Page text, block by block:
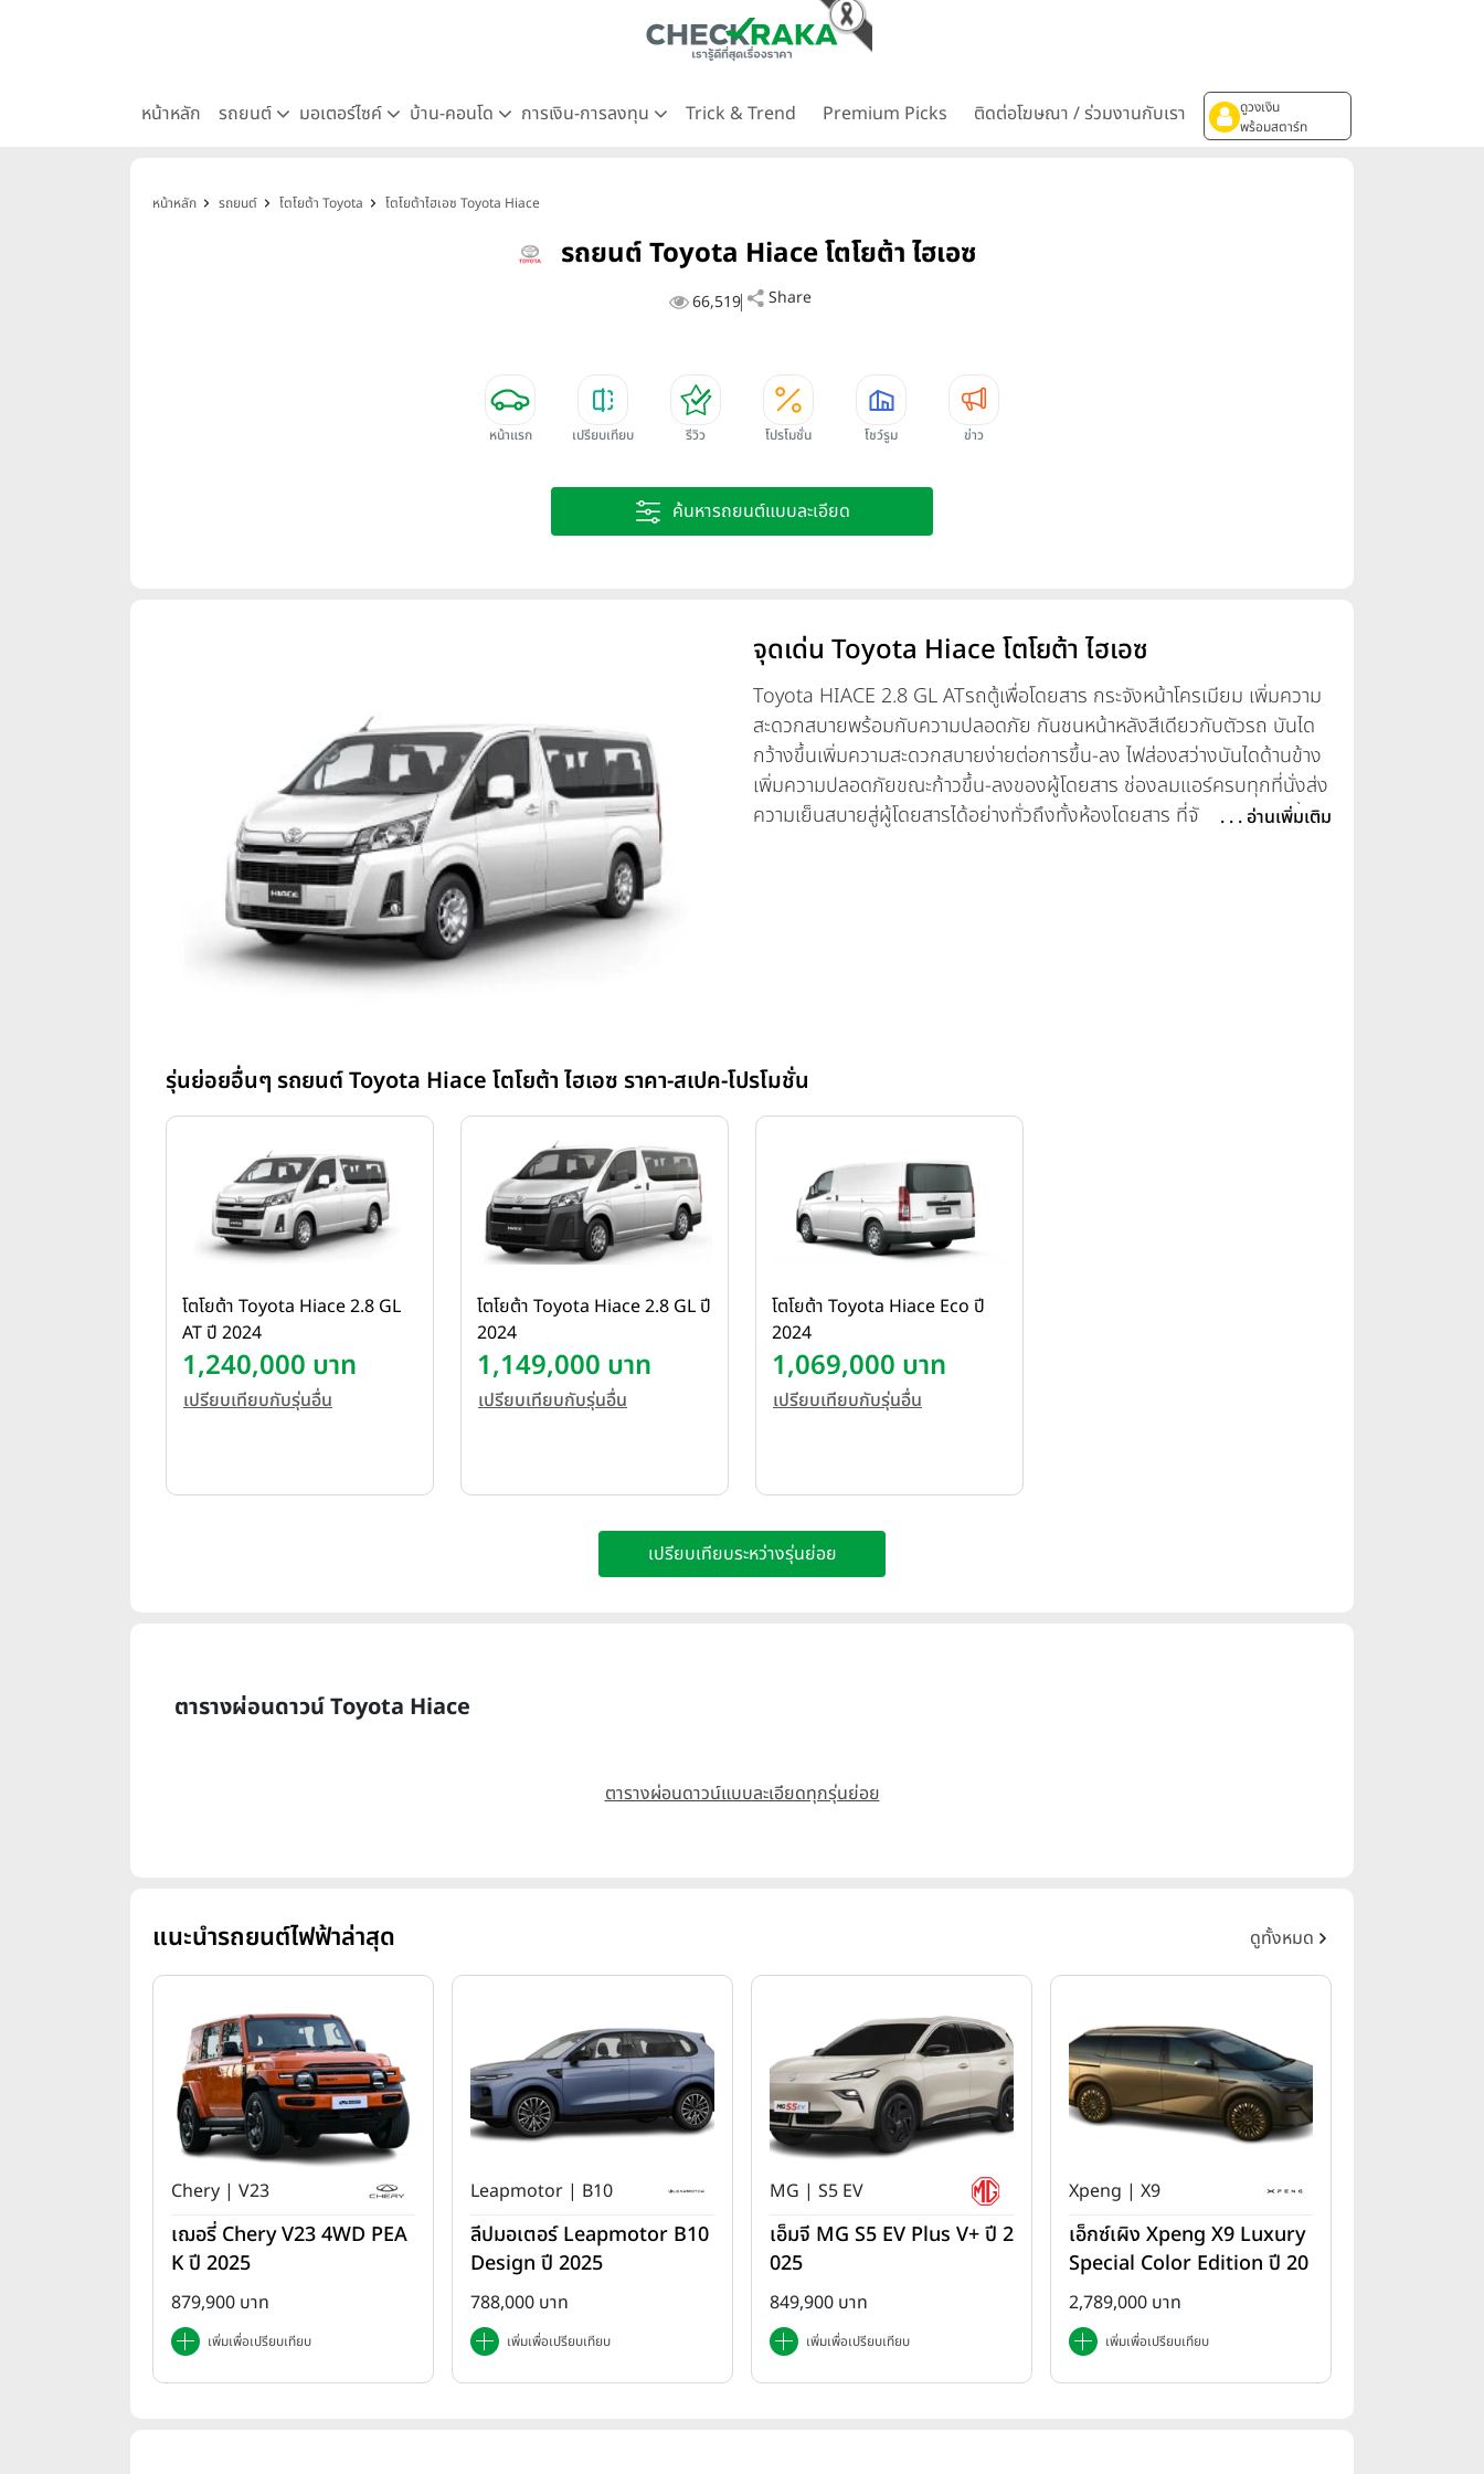
หน้าหลัก รถยนต์ มอเตอร์ไซค์ บ้าน-คอนโด การเงิน-การลงทุน Trick & Trend Premium Picks ติดต่อโฆษณา / ร่วมงานกับเรา
ดูวงเงิน
พร้อมสตาร์ท
หน้าหลัก รถยนต์ โตโยต้า Toyota โตโยต้าไฮเอซ Toyota Hiace
รถยนต์ Toyota Hiace โตโยต้า ไฮเอซ
66,519 Share
หน้าแรก เปรียบเทียบ รีวิว โปรโมชั่น โชว์รูม ข่าว
ค้นหารถยนต์แบบละเอียด
จุดเด่น Toyota Hiace โตโยต้า ไฮเอซ
Toyota HIACE 2.8 GL ATรถตู้เพื่อโดยสาร กระจังหน้าโครเมียม เพิ่มความ
สะดวกสบายพร้อมกับความปลอดภัย กันชนหน้าหลังสีเดียวกับตัวรถ บันได
กว้างขึ้นเพิ่มความสะดวกสบายง่ายต่อการขึ้น-ลง ไฟส่องสว่างบันไดด้านข้าง
เพิ่มความปลอดภัยขณะก้าวขึ้น-ลงของผู้โดยสาร ช่องลมแอร์ครบทุกที่นั่งส่ง
ความเย็นสบายสู่ผู้โดยสารได้อย่างทั่วถึงทั้งห้องโดยสาร ที่จับสำหรับก้าวขึ้น-
. . . อ่านเพิ่มเติม
รุ่นย่อยอื่นๆ รถยนต์ Toyota Hiace โตโยต้า ไฮเอซ ราคา-สเปค-โปรโมชั่น
โตโยต้า Toyota Hiace 2.8 GL
AT ปี 2024
1,240,000 บาท
เปรียบเทียบกับรุ่นอื่น
โตโยต้า Toyota Hiace 2.8 GL ปี
2024
1,149,000 บาท
เปรียบเทียบกับรุ่นอื่น
โตโยต้า Toyota Hiace Eco ปี
2024
1,069,000 บาท
เปรียบเทียบกับรุ่นอื่น
เปรียบเทียบระหว่างรุ่นย่อย
ตารางผ่อนดาวน์ Toyota Hiace
ตารางผ่อนดาวน์แบบละเอียดทุกรุ่นย่อย
แนะนำรถยนต์ไฟฟ้าล่าสุด ดูทั้งหมด
Chery | V23
เฌอรี่ Chery V23 4WD PEA
K ปี 2025
879,900 บาท
เพิ่มเพื่อเปรียบเทียบ
Leapmotor | B10
ลีปมอเตอร์ Leapmotor B10
Design ปี 2025
788,000 บาท
เพิ่มเพื่อเปรียบเทียบ
MG | S5 EV
เอ็มจี MG S5 EV Plus V+ ปี 2
025
849,900 บาท
เพิ่มเพื่อเปรียบเทียบ
Xpeng | X9
เอ็กซ์เผิง Xpeng X9 Luxury
Special Color Edition ปี 20
25
2,789,000 บาท
เพิ่มเพื่อเปรียบเทียบ